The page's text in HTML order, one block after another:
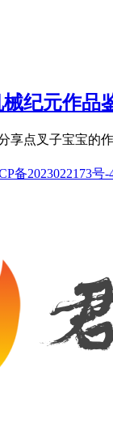
械纪元作品
享点叉子宝宝的
备2023022173号-